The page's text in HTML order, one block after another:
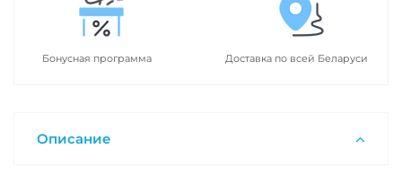
Бонусная программа Доставка по всей Беларуси
Описание